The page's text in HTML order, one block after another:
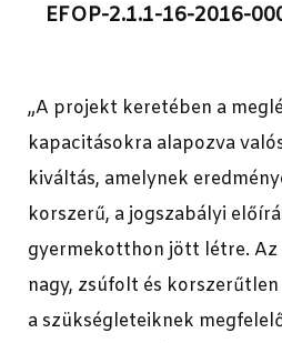
EFOP-2.1.1-16-2016-
„A projekt keretében a
kapacitásokra alapozva
kiváltás, amelynek
korszerű, a jogszabályi
gyermekotthon jött létre.
nagy, zsúfolt és
a szükségleteiknek